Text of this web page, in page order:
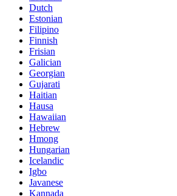
Dutch
Estonian
Filipino
Finnish
Frisian
Galician
Georgian
Gujarati
Haitian
Hausa
Hawaiian
Hebrew
Hmong
Hungarian
Icelandic
Igbo
Javanese
Kannada